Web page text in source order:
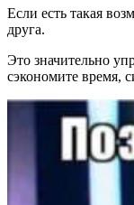
Если есть такая
друга.
Это значительно
сэкономите время,